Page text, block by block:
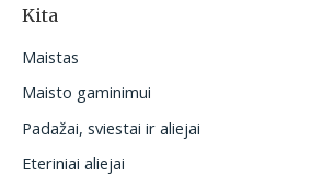
Kita
Maistas
Maisto gaminimui
Padažai, sviestai ir aliejai
Eteriniai aliejai